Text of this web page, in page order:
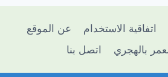
اتفاقية الاستخدام
عن الموقع
بالهجري
اتصل بنا